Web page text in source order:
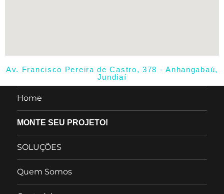
Av. Francisco Pereira de Castro, 378 - Anhangabaú,
Jundiaí
Home
MONTE SEU PROJETO!
SOLUÇÕES
Quem Somos